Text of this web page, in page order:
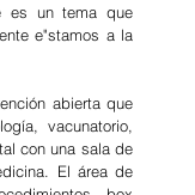
es un tema que
e"stamos a la
abierta que
vacunatorio,
con una sala de
El área de